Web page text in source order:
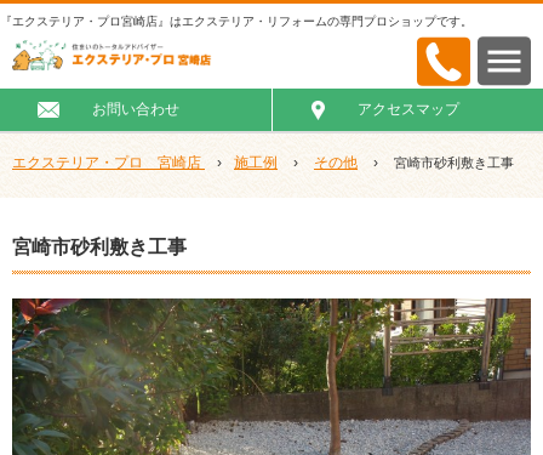
『エクステリア・プロ宮崎店』はエクステリア・リフォームの専門プロショップです。
お問い合わせ アクセスマップ
エクステリア・プロ 宮崎店 › 施工例 › その他 › 宮崎市砂利敷き工事
宮崎市砂利敷き工事